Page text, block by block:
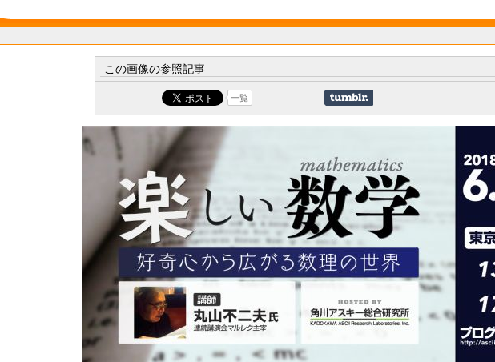
この画像の参照記事
一覧